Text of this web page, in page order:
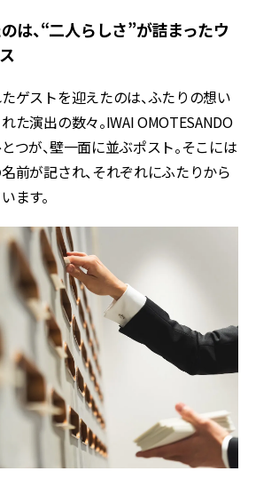
は、“二人らしさ”が詰まったウ
ゲストを迎えたのは、ふたりの想い
た演出の数々。IWAI OMOTESANDO
つが、壁一面に並ぶポスト。そこには
前が記され、それぞれにふたりから
ます。